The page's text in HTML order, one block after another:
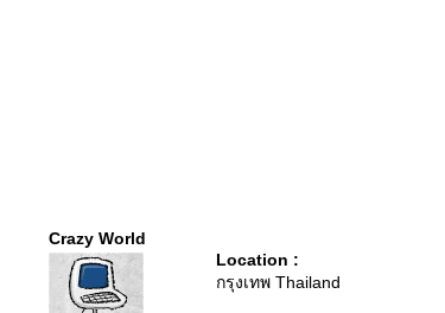
Crazy World
Location :
กรุงเทพ Thailand